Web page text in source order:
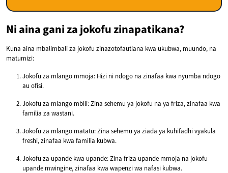
Ni aina gani za jokofu zinapatikana?
Kuna aina mbalimbali za jokofu zinazotofautiana kwa ukubwa, muundo, na
matumizi:
Jokofu za mlango mmoja: Hizi ni ndogo na zinafaa kwa nyumba ndogo
au ofisi.
Jokofu za mlango mbili: Zina sehemu ya jokofu na ya friza, zinafaa kwa
familia za wastani.
Jokofu za mlango matatu: Zina sehemu ya ziada ya kuhifadhi vyakula
freshi, zinafaa kwa familia kubwa.
Jokofu za upande kwa upande: Zina friza upande mmoja na jokofu
upande mwingine, zinafaa kwa wapenzi wa nafasi kubwa.